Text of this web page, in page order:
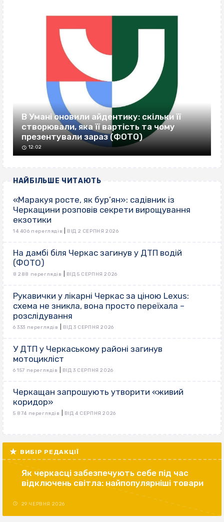
В Умані оновили айдентику: скільки її
створювали, яка її вартість та чому
презентували зараз (ФОТО)
12:02
НАЙБІЛЬШЕ ЧИТАЮТЬ
«Маракуя росте, як бур’ян»: садівник із
Черкащини розповів секрети вирощування
екзотики
14 406 переглядів ВІД 2 СЕРПНЯ 2026
На дамбі біля Черкас загинув у ДТП водій
(ФОТО)
8 288 переглядів ВІД 5 СЕРПНЯ 2026
Рукавички у лікарні Черкас за ціною Lexus:
схема не зникла, вона просто переїхала –
розслідування
6 333 переглядів ВІД 3 СЕРПНЯ 2026
У ДТП у Черкаському районі загинув
мотоцикліст
6 157 переглядів ВІД 3 СЕРПНЯ 2026
Черкащан запрошують утворити «живий
коридор»
5 874 переглядів ВІД 4 СЕРПНЯ 2026
ВИБІР РЕДАКЦІЇ
Як черкасці забезпечують себе під час
відключень світла: найпопулярніші товари
29 ЧЕРВНЯ 2026